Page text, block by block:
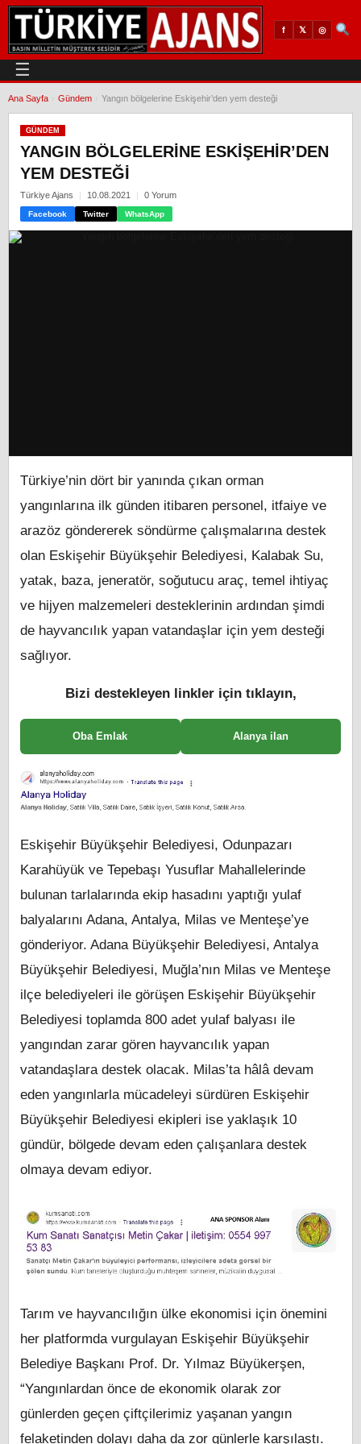
f 𝕏 ◎
☰
Ana Sayfa Gündem Yangın bölgelerine Eskişehir’den yem desteği
GÜNDEM
YANGIN BÖLGELERINE ESKIŞEHIR’DEN
YEM DESTEĞI
Türkiye Ajans 10.08.2021 0 Yorum
Facebook Twitter WhatsApp
Türkiye’nin dört bir yanında çıkan orman
yangınlarına ilk günden itibaren personel, itfaiye ve
arazöz göndererek söndürme çalışmalarına destek
olan Eskişehir Büyükşehir Belediyesi, Kalabak Su,
yatak, baza, jeneratör, soğutucu araç, temel ihtiyaç
ve hijyen malzemeleri desteklerinin ardından şimdi
de hayvancılık yapan vatandaşlar için yem desteği
sağlıyor.
Bizi destekleyen linkler için tıklayın,
Oba Emlak Alanya ilan
Eskişehir Büyükşehir Belediyesi, Odunpazarı
Karahüyük ve Tepebaşı Yusuflar Mahallelerinde
bulunan tarlalarında ekip hasadını yaptığı yulaf
balyalarını Adana, Antalya, Milas ve Menteşe’ye
gönderiyor. Adana Büyükşehir Belediyesi, Antalya
Büyükşehir Belediyesi, Muğla’nın Milas ve Menteşe
ilçe belediyeleri ile görüşen Eskişehir Büyükşehir
Belediyesi toplamda 800 adet yulaf balyası ile
yangından zarar gören hayvancılık yapan
vatandaşlara destek olacak. Milas’ta hâlâ devam
eden yangınlarla mücadeleyi sürdüren Eskişehir
Büyükşehir Belediyesi ekipleri ise yaklaşık 10
gündür, bölgede devam eden çalışanlara destek
olmaya devam ediyor.
Tarım ve hayvancılığın ülke ekonomisi için önemini
her platformda vurgulayan Eskişehir Büyükşehir
Belediye Başkanı Prof. Dr. Yılmaz Büyükerşen,
“Yangınlardan önce de ekonomik olarak zor
günlerden geçen çiftçilerimiz yaşanan yangın
felaketinden dolayı daha da zor günlerle karşılaştı.